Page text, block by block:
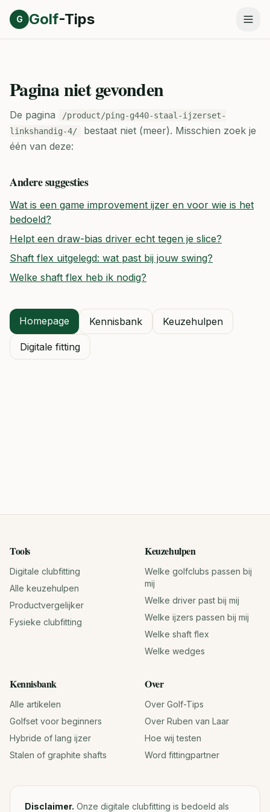
Direct naar inhoud
G Golf-Tips
Pagina niet gevonden
De pagina
/product/ping-g440-staal-ijzerset-
linkshandig-4/
bestaat niet (meer). Misschien zoek je
één van deze:
Andere suggesties
Wat is een game improvement ijzer en voor wie is het
bedoeld?
Helpt een draw-bias driver echt tegen je slice?
Shaft flex uitgelegd: wat past bij jouw swing?
Welke shaft flex heb ik nodig?
Homepage Kennisbank Keuzehulpen
Digitale fitting
Tools
Digitale clubfitting
Alle keuzehulpen
Productvergelijker
Fysieke clubfitting
Keuzehulpen
Welke golfclubs passen bij
mij
Welke driver past bij mij
Welke ijzers passen bij mij
Welke shaft flex
Welke wedges
Kennisbank
Alle artikelen
Golfset voor beginners
Hybride of lang ijzer
Stalen of graphite shafts
Over
Over Golf-Tips
Over Ruben van Laar
Hoe wij testen
Word fittingpartner
Disclaimer. Onze digitale clubfitting is bedoeld als